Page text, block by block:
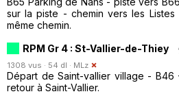
sur la piste - chemin vers les
même chemin.
RPM Gr 4 : St-Vallier-de-Thiey
1308 vus · 54 dl · MLz
Départ de Saint-vallier village -
retour à Saint-Vallier.